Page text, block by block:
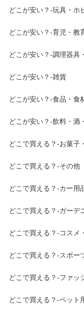
どこが安い？-玩具・ホ
どこが安い？-育児・教
どこが安い？-調理器具
どこが安い？-雑貨
どこが安い？-食品・食
どこが安い？-飲料・酒
どこで買える？-お菓子
どこで買える？-その他
どこで買える？-カー用
どこで買える？-ガーデ
どこで買える？-コスメ
どこで買える？-スポー
どこで買える？-ファッ
どこで買える？-ペット